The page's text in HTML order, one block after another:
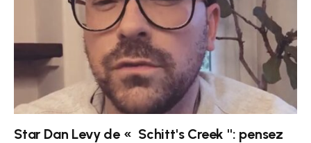
Star Dan Levy de « Schitt's Creek '': pensez